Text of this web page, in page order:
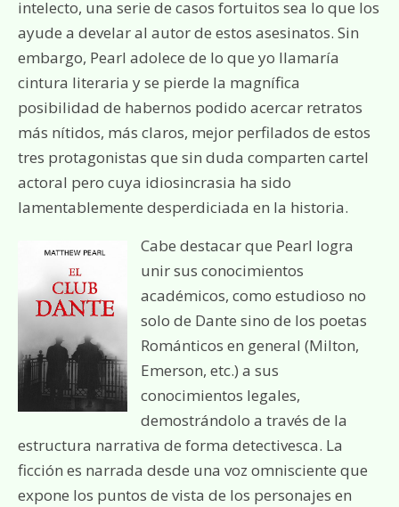
intelecto, una serie de casos fortuitos sea lo que los
ayude a develar al autor de estos asesinatos. Sin
embargo, Pearl adolece de lo que yo llamaría
cintura literaria y se pierde la magnífica
posibilidad de habernos podido acercar retratos
más nítidos, más claros, mejor perfilados de estos
tres protagonistas que sin duda comparten cartel
actoral pero cuya idiosincrasia ha sido
lamentablemente desperdiciada en la historia.
Cabe destacar que Pearl logra
unir sus conocimientos
académicos, como estudioso no
solo de Dante sino de los poetas
Románticos en general (Milton,
Emerson, etc.) a sus
conocimientos legales,
demostrándolo a través de la
estructura narrativa de forma detectivesca. La
ficción es narrada desde una voz omnisciente que
expone los puntos de vista de los personajes en